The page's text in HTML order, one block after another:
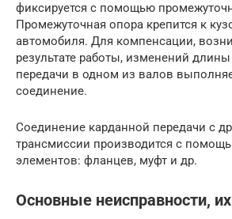
фиксируется с помощью
Промежуточная опора крепится к
автомобиля. Для компенсации,
результате работы, изменений
передачи в одном из валов
соединение.
Соединение карданной передачи с
трансмиссии производится с
элементов: фланцев, муфт и др.
Основные неисправности,